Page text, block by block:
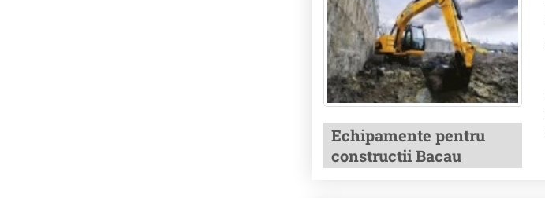
Echipamente pentru
constructii Bacau